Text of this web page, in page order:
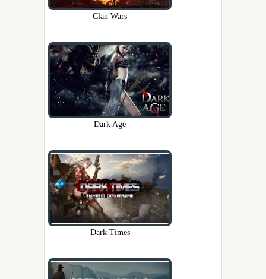
Clan Wars
Dark Age
Dark Times